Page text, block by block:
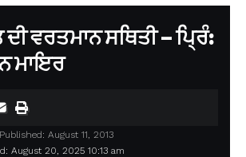
ਦੀ ਵਰਤਮਾਨ ਸਥਿਤੀ – ਪ੍ਰਿੰ:
ਮਾਇਰ
August 20, 2025 10:13 am
August 11, 2013